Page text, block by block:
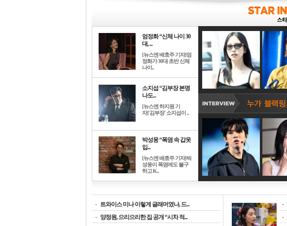
엄정화 “신체 나이 30
대, ...
[뉴스엔 배효주 기자]엄
정화가 30대 초반 신체
나이..
소지섭 “김부장 본명
나도...
[뉴스엔 하지원 기
자]'김부장' 소지섭이 ..
박성웅 “폭염 속 갑옷
입...
[뉴스엔 배효주 기자]박
성웅이 폭염에도 불구
하고 K..
- 트와이스 미나 이렇게 글래머였나, 드...
- 양정원, 으리으리한 집 공개 “시차 적...
-
-